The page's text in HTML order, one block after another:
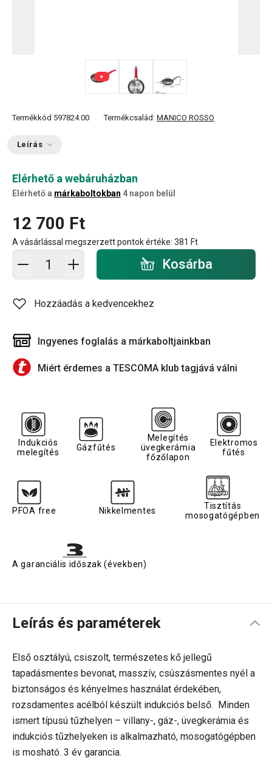
Termékkód 597824.00 Termékcsalád: MANICO ROSSO
Leírás
Elérhető a webáruházban
Elérhető a márkaboltokban 4 napon belül
12 700 Ft
A vásárlással megszerzett pontok értéke: 381 Ft
Kosárba - mennyiség Kosárba
Hozzáadás a kedvencekhez
Ingyenes foglalás a márkaboltjainkban
Miért érdemes a TESCOMA klub tagjává válni
Indukciós
melegítés
Gázfűtés
Melegítés
üvegkerámia
főzőlapon
Elektromos
fűtés
PFOA free Nikkelmentes
Tisztítás
mosogatógépben
A garanciális időszak (években)
Leírás és paraméterek
Első osztályú, csiszolt, természetes kő jellegű
tapadásmentes bevonat, masszív, csúszásmentes nyél a
biztonságos és kényelmes használat érdekében,
rozsdamentes acélból készült indukciós belső. Minden
ismert típusú tűzhelyen – villany-, gáz-, üvegkerámia és
indukciós tűzhelyeken is alkalmazható, mosogatógépben
is mosható. 3 év garancia.